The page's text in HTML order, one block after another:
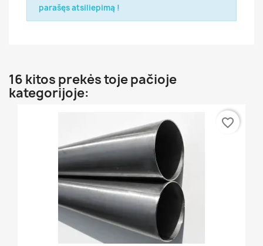
parašęs atsiliepimą !
16 kitos prekės toje pačioje
kategorijoje:
favorite_border